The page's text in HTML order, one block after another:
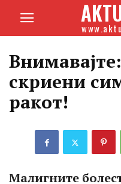
скриени
ракот!
Малигните